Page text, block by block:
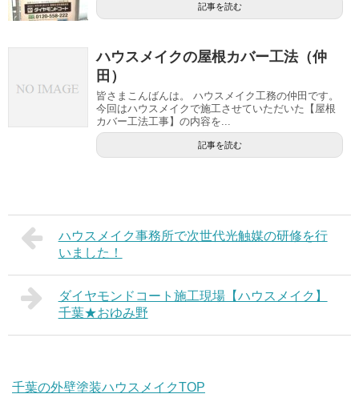
記事を読む
ハウスメイクの屋根カバー工法（仲
田）
皆さまこんばんは。 ハウスメイク工務の仲田です。
今回はハウスメイクで施工させていただいた【屋根
カバー工法工事】の内容を...
記事を読む
ハウスメイク事務所で次世代光触媒の研修を行
いました！
ダイヤモンドコート施工現場【ハウスメイク】
千葉★おゆみ野
千葉の外壁塗装ハウスメイクTOP